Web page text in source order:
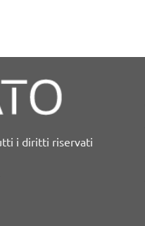
i diritti riservati